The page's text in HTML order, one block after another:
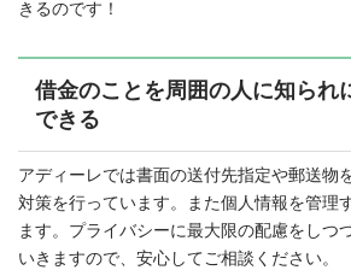
きるのです！
借金のことを周囲の人に知られ
できる
アディーレでは書面の送付先指定や郵送物
対策を行っています。また個人情報を管理
ます。プライバシーに最大限の配慮をしつ
いきますので、安心してご相談ください。